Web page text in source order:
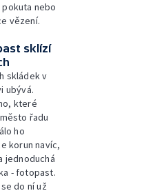
nebo
vězení.
sklízí
skládek v
ubývá.
které
řadu
ho
korun navíc,
jednoduchá
- fotopast.
do ní už